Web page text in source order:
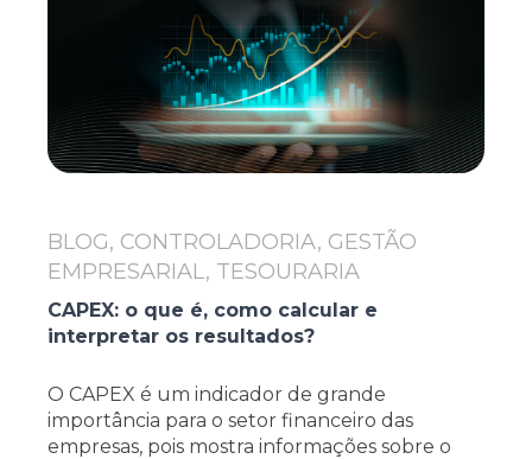
BLOG, CONTROLADORIA, GESTÃO
EMPRESARIAL, TESOURARIA
CAPEX: o que é, como calcular e
interpretar os resultados?
O CAPEX é um indicador de grande
importância para o setor financeiro das
empresas, pois mostra informações sobre o